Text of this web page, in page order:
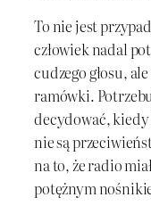
To nie jest
człowiek nadal
cudzego głosu,
ramówki.
decydować, kiedy
nie są
na to, że radio
potężnym